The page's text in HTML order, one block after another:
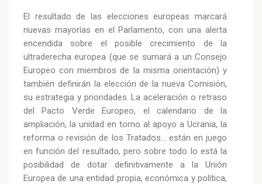
El resultado de las elecciones europeas marcará
nuevas mayorías en el Parlamento, con una alerta
encendida sobre el posible crecimiento de la
ultraderecha europea (que se sumará a un Consejo
Europeo con miembros de la misma orientación) y
también definirán la elección de la nueva Comisión,
su estrategia y prioridades. La aceleración o retraso
del Pacto Verde Europeo, el calendario de la
ampliación, la unidad en torno al apoyo a Ucrania, la
reforma o revisión de los Tratados... están en juego
en función del resultado, pero sobre todo lo está la
posibilidad de dotar definitivamente a la Unión
Europea de una entidad propia, económica y política,